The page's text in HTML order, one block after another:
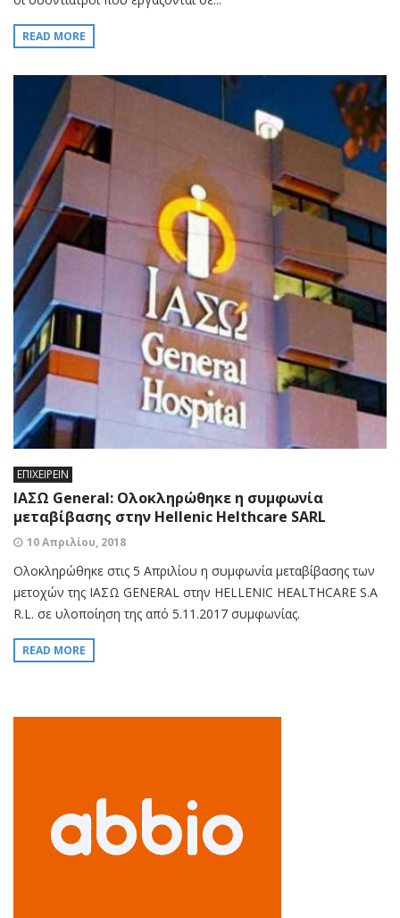
READ MORE
ΕΠΙΧΕΙΡΕΙΝ
ΙΑΣΩ General: Ολοκληρώθηκε η συμφωνία
μεταβίβασης στην Hellenic Helthcare SARL
10 Απριλίου, 2018
Ολοκληρώθηκε στις 5 Απριλίου η συμφωνία μεταβίβασης των
μετοχών της ΙΑΣΩ GENERAL στην HELLENIC HEALTHCARE S.A
R.L. σε υλοποίηση της από 5.11.2017 συμφωνίας.
READ MORE